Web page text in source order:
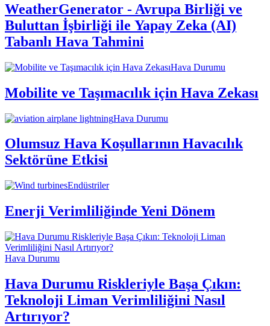
WeatherGenerator - Avrupa Birliği ve
Buluttan İşbirliği ile Yapay Zeka (AI)
Tabanlı Hava Tahmini
Hava Durumu
Mobilite ve Taşımacılık için Hava Zekası
Hava Durumu
Olumsuz Hava Koşullarının Havacılık
Sektörüne Etkisi
Endüstriler
Enerji Verimliliğinde Yeni Dönem
Hava Durumu
Hava Durumu Riskleriyle Başa Çıkın:
Teknoloji Liman Verimliliğini Nasıl
Artırıyor?